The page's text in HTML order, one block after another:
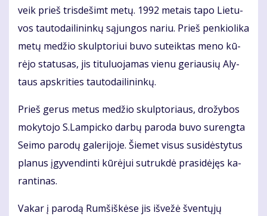
veik prieš tris­de­šimt me­tų. 1992 me­tais ta­po Lie­tu­
vos tau­to­dai­li­nin­kų są­jun­gos na­riu. Prieš pen­kio­li­ka
me­tų me­džio skulp­to­riui bu­vo su­teik­tas me­no kū­
rė­jo sta­tu­sas, jis ti­tu­luo­ja­mas vie­nu ge­riau­sių Aly­
taus ap­skri­ties tau­to­dai­li­nin­kų.
Prieš ge­rus me­tus me­džio skulp­to­riaus, dro­žy­bos
mo­ky­to­jo S.Lam­pic­ko dar­bų pa­ro­da bu­vo su­reng­ta
Sei­mo pa­ro­dų ga­le­ri­jo­je. Šie­met vi­sus su­si­dės­ty­tus
pla­nus įgy­ven­din­ti kū­rė­jui su­truk­dė pra­si­dė­jęs ka­
ran­ti­nas.
Va­kar į pa­ro­dą Rum­šiš­kė­se jis iš­ve­žė šven­tų­jų